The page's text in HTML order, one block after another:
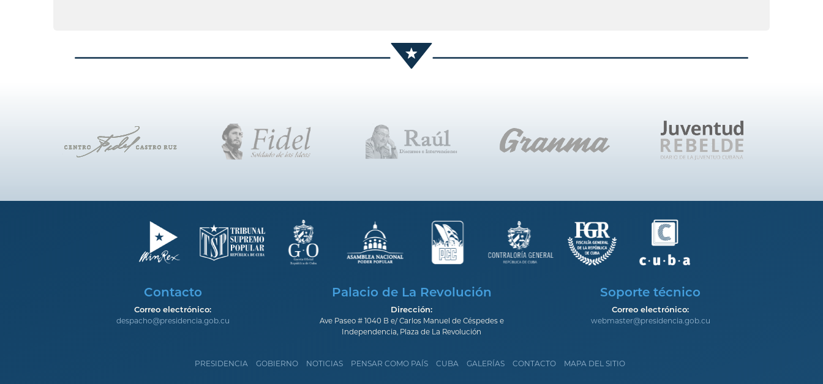
Contacto
Correo electrónico:
despacho@presidencia.gob.cu
Palacio de La Revolución
Dirección:
Ave Paseo # 1040 B e/ Carlos Manuel de Céspedes e
Independencia, Plaza de La Revolución
Soporte técnico
Correo electrónico:
webmaster@presidencia.gob.cu
PRESIDENCIA GOBIERNO NOTICIAS PENSAR COMO PAÍS CUBA GALERÍAS CONTACTO MAPA DEL SITIO